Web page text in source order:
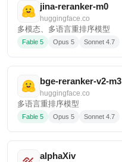
jina-reranker-m0
huggingface.co
多模态、多语言重排序模型
Fable 5 Opus 5 Sonnet 4.7
bge-reranker-v2-m3
huggingface.co
多语言重排序模型
Fable 5 Opus 5 Sonnet 4.7
alphaXiv